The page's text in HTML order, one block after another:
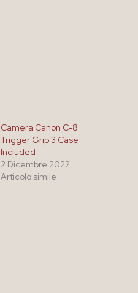
Camera Canon C-8
Trigger Grip 3 Case
Included
2 Dicembre 2022
Articolo simile